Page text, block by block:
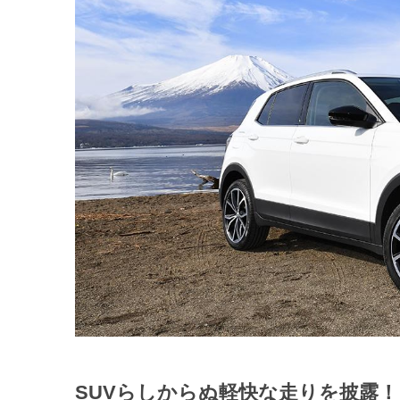
SUVらしからぬ軽快な走りを披露！